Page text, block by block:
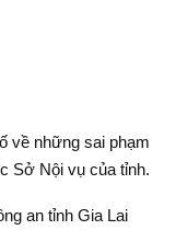
về những sai phạm
Sở Nội vụ của tỉnh.
an tỉnh Gia Lai